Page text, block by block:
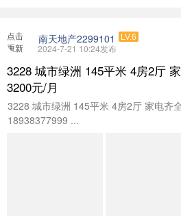
点击
重新
南天地产2299101 LV.6
2024-7-21 10:24发布
3228 城市绿洲 145平米 4房2厅 家电齐全 拎包入住 出租
3200元/月
3228 城市绿洲 145平米 4房2厅 家电齐
18938377999 ...